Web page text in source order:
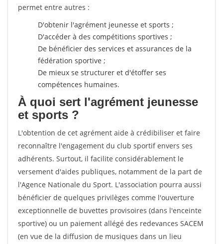
permet entre autres :
D'obtenir l'agrément jeunesse et sports ;
D'accéder à des compétitions sportives ;
De bénéficier des services et assurances de la
fédération sportive ;
De mieux se structurer et d'étoffer ses
compétences humaines.
À quoi sert l'agrément jeunesse
et sports ?
L'obtention de cet agrément aide à crédibiliser et faire
reconnaître l'engagement du club sportif envers ses
adhérents. Surtout, il facilite considérablement le
versement d'aides publiques, notamment de la part de
l'Agence Nationale du Sport. L'association pourra aussi
bénéficier de quelques privilèges comme l'ouverture
exceptionnelle de buvettes provisoires (dans l'enceinte
sportive) ou un paiement allégé des redevances SACEM
(en vue de la diffusion de musiques dans un lieu